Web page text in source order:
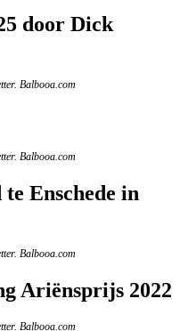
door Dick
Balbooa.com
Balbooa.com
Enschede in
Balbooa.com
Ariënsprijs 2022
Balbooa.com